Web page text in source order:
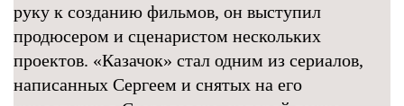
руку к созданию фильмов, он выступил
продюсером и сценаристом нескольких
проектов. «Казачок» стал одним из сериалов,
написанных Сергеем и снятых на его